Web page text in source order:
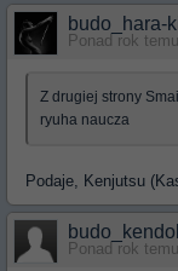
budo_hara-
Ponad rok temu
Z drugiej strony
ryuha naucza
Podaje, Kenjutsu
Ponad rok temu